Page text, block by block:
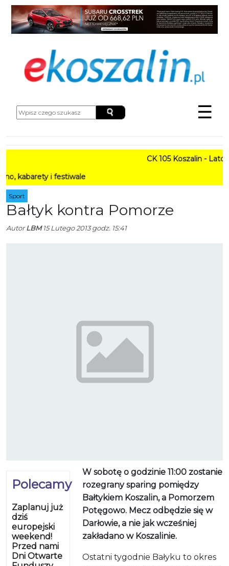
☰
CK 105 Koszalin - Lato w
i festiwale
Sport
Bałtyk kontra Pomorze
AutorLBM15 Lutego 2013 godz. 15:41
Polecamy
Zaplanuj już
dziś
europejski
weekend!
Przed nami
Dni Otwarte
W sobotę o godzinie 11:00 zostanie
rozegrany sparing pomiędzy
Bałtykiem Koszalin, a Pomorzem
Potęgowo. Mecz odbędzie się w
Darłowie, a nie jak wcześniej
zakładano w Koszalinie.
Ostatni tygodnie Bałyku to okres